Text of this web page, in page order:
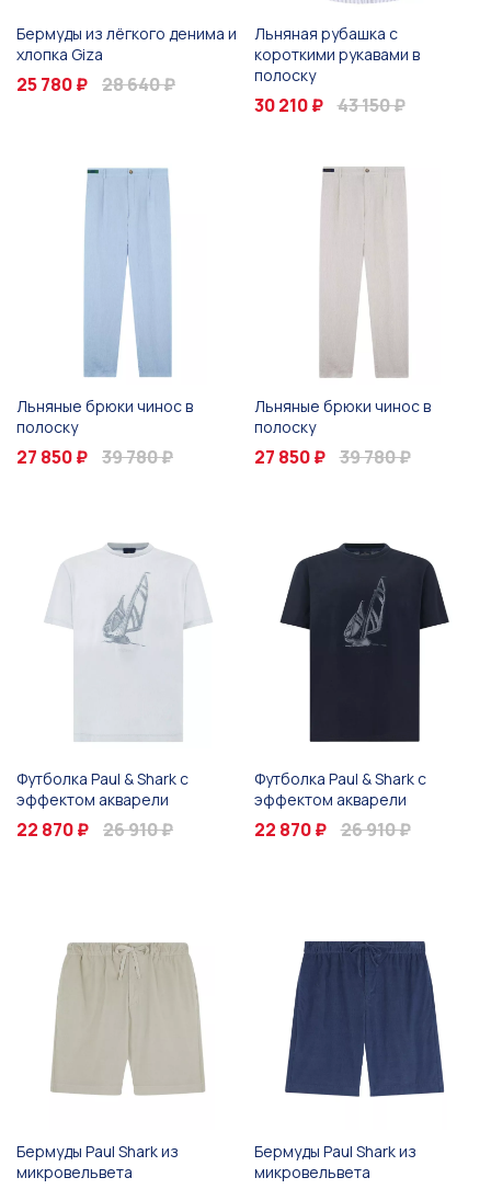
Бермуды из лёгкого денима и
хлопка Giza
25 780 ₽ 28 640 ₽
Льняная рубашка с
короткими рукавами в
полоску
30 210 ₽ 43 150 ₽
Льняные брюки чинос в
полоску
27 850 ₽ 39 780 ₽
Льняные брюки чинос в
полоску
27 850 ₽ 39 780 ₽
Футболка Paul & Shark с
эффектом акварели
22 870 ₽ 26 910 ₽
Футболка Paul & Shark с
эффектом акварели
22 870 ₽ 26 910 ₽
Бермуды Paul Shark из
микровельвета
Бермуды Paul Shark из
микровельвета